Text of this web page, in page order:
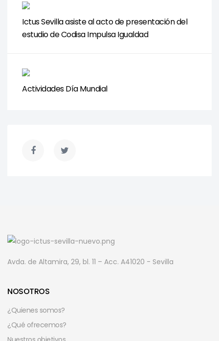
Ictus Sevilla asiste al acto de presentación del
estudio de Codisa Impulsa Igualdad
Actividades Día Mundial
Avda. de Altamira, 29, bl. 11 – Acc. A41020 - Sevilla
NOSOTROS
¿Quienes somos?
¿Qué ofrecemos?